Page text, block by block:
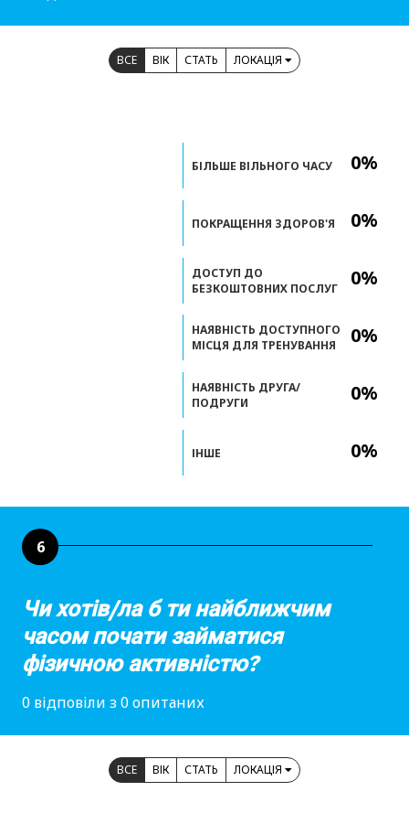
ВСЕ ВІК СТАТЬ ЛОКАЦІЯ
0%
0%
0%
0%
0%
0%
БІЛЬШЕ ВІЛЬНОГО ЧАСУ
ПОКРАЩЕННЯ ЗДОРОВ'Я
ДОСТУП ДО
БЕЗКОШТОВНИХ ПОСЛУГ
НАЯВНІСТЬ ДОСТУПНОГО
МІСЦЯ ДЛЯ ТРЕНУВАННЯ
НАЯВНІСТЬ ДРУГА/
ПОДРУГИ
ІНШЕ
6
Чи хотів/ла б ти найближчим
часом почати займатися
фізичною активністю?
0 відповіли з 0 опитаних
ВСЕ ВІК СТАТЬ ЛОКАЦІЯ